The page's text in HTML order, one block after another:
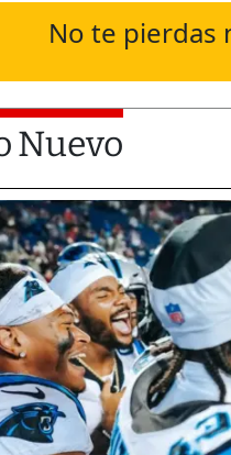
No te pierdas
Nuevo